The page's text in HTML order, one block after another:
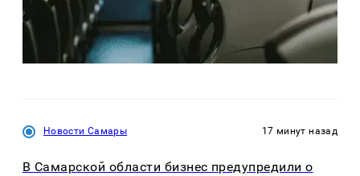
Новости Самары 17 минут назад
В Самарской области бизнес предупредили о